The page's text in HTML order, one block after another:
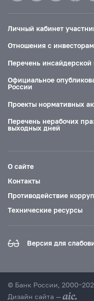
Личный кабинет
Отношения с
Перечень
Официальное
России
Проекты нормативных
Перечень нерабочих
выходных дней
О сайте
Контакты
Противодействие
Технические ресурсы
Версия для
© Банк России,
Дизайн сайта —